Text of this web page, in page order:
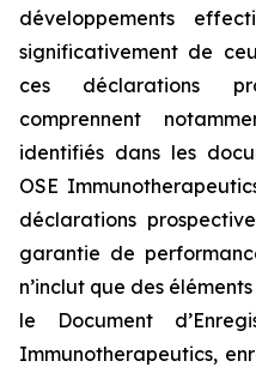
développements
significativement de
ces déclarations
comprennent
identifiés dans les
OSE
déclarations
garantie de
n’inclut que des
le Document
Immunotherapeutics,